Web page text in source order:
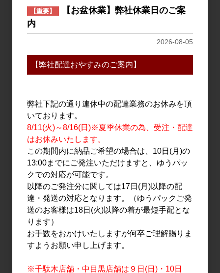
焼酎・泡盛
安田ハマコマチ 720ml
さつま国分 全量新焼酎
1,140円
焼酎・泡盛
維新ノ一滴 生もと造り 紅
はるか 720ml
3,400円
国分 太郎 720ml
1,091円
【重要】
【お盆休業】弊社休業日のご案
内
2026-08-05
【弊社配達おやすみのご案内】
弊社下記の通り連休中の配達業務のお休みを頂
いております。
8/11(火)～8/16(日)※夏季休業の為、受注・配達
はお休みいたします。
この期間内に納品ご希望の場合は、10日(月)の
13:00までにご発注いただけますと、ゆうパッ
クでの対応が可能です。
以降のご発注分に関しては17日(月)以降の配
達・発送の対応となります。（ゆうパックご発
送のお客様は18日(火)以降の着が最短手配とな
ります）
お手数をおかけいたしますが何卒ご理解賜りま
すようお願い申し上げます。
※千駄木店舗・中目黒店舗は９日(日)・10日